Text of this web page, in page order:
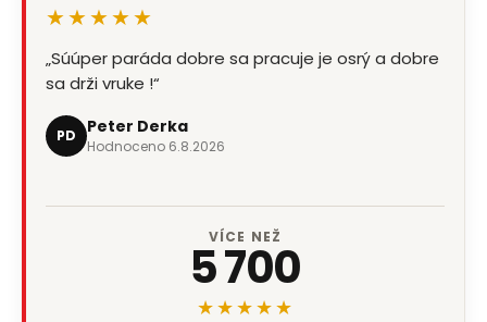
★★★★★
„Súúper paráda dobre sa pracuje je osrý a dobre
sa drži vruke !“
PD Peter Derka
Hodnoceno 6.8.2026
VÍCE NEŽ
5 700
★★★★★